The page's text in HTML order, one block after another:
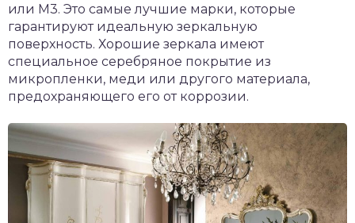
или М3. Это самые лучшие марки, которые
гарантируют идеальную зеркальную
поверхность. Хорошие зеркала имеют
специальное серебряное покрытие из
микропленки, меди или другого материала,
предохраняющего его от коррозии.